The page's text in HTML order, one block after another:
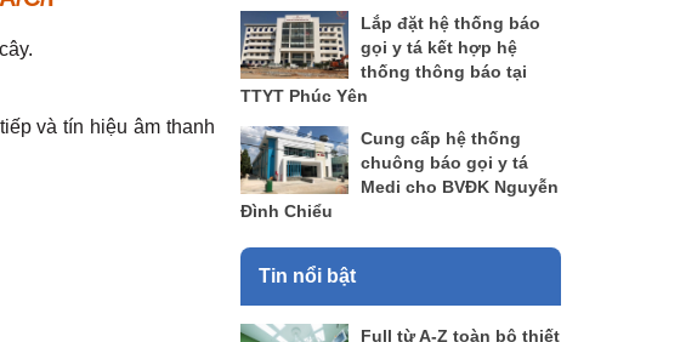
và tín hiệu âm thanh
Lắp đặt hệ thống báo
gọi y tá kết hợp hệ
thống thông báo tại
TTYT Phúc Yên
Cung cấp hệ thống
chuông báo gọi y tá
Medi cho BVĐK Nguyễn
Đình Chiểu
Tin nổi bật
Full từ A-Z toàn bộ thiết